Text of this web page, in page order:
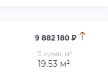
9 882 180 ₽
S кухни, м²
19.53 м²